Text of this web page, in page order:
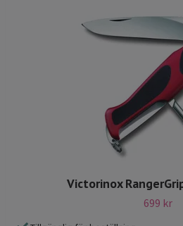
Victorinox
699 kr